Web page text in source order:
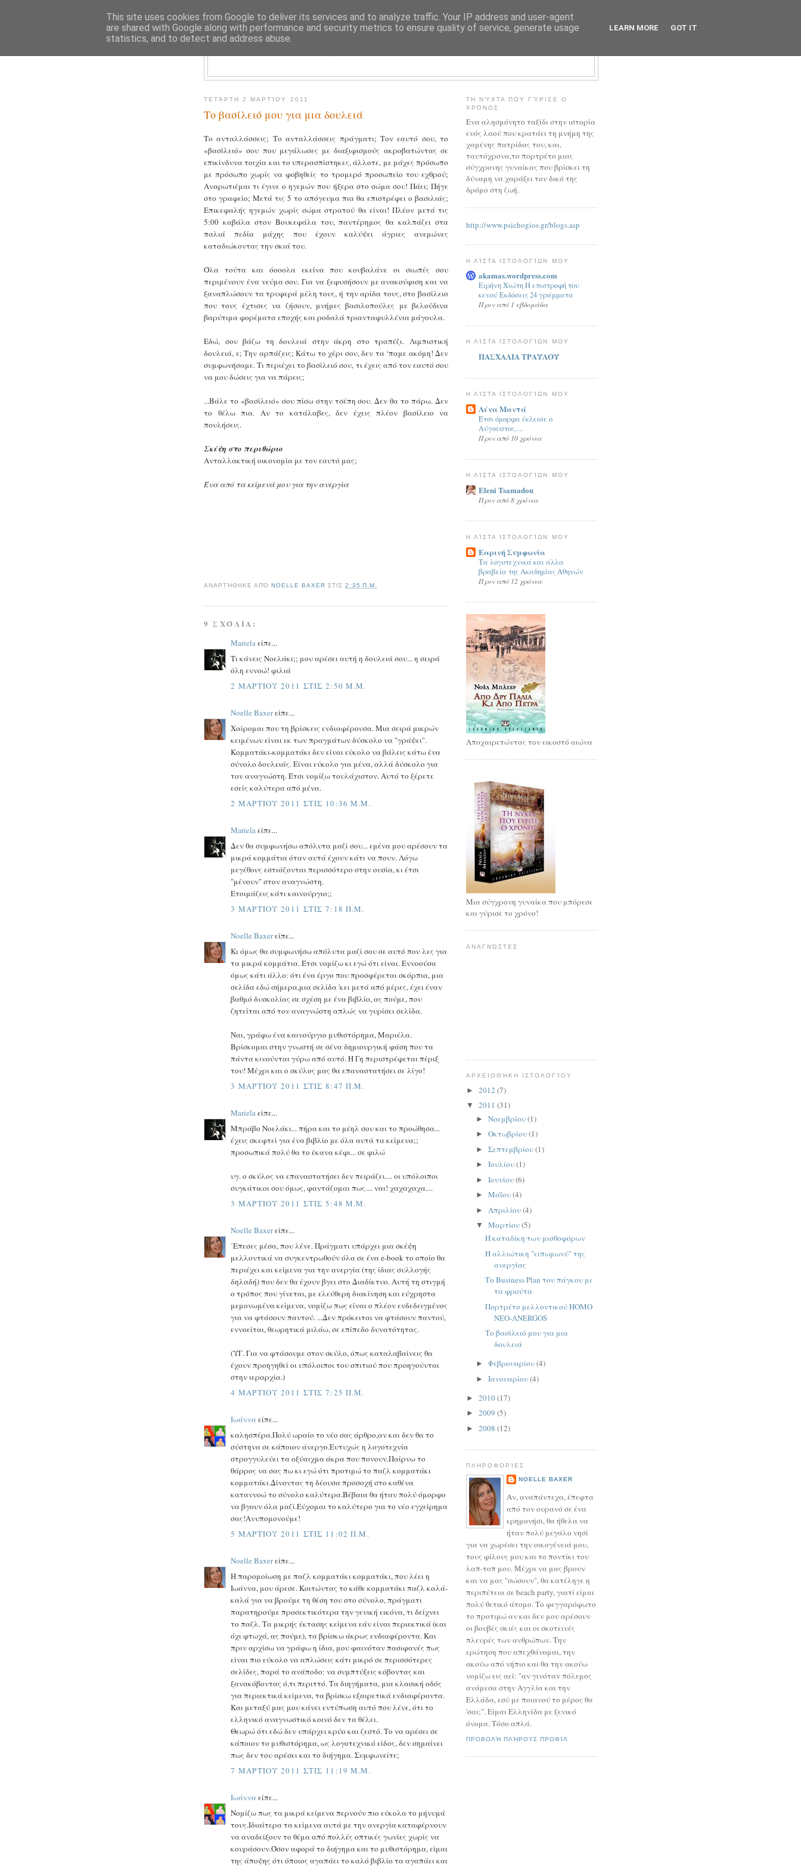
ΤΕΤΆΡΤΗ 2 ΜΑΡΤΊΟΥ 2011
Το βασίλειό μου για μια δουλειά
Το ανταλλάσσεις; Το ανταλλάσσεις πράγματι; Τον εαυτό σου, το
«βασίλειό» σου που μεγάλωσες με διαξιφισμούς ακροβατώντας σε
επικίνδυνα τοιχία και το υπερασπίστηκες, άλλοτε, με μάχες πρόσωπο
με πρόσωπο χωρίς να φοβηθείς το τρομερό προσωπείο του εχθρού;
Αναρωτιέμαι τι έγινε ο ηγεμών που ήξερα στο σώμα σου! Πάει; Πήγε
στο γραφείο; Μετά τις 5 το απόγευμα πια θα επιστρέφει ο βασιλιάς;
Επικεφαλής ηγεμών χωρίς σώμα στρατού θα είναι! Πλέον μετά τις
5:00 καβάλα στον Βουκεφάλα του, παντέρημος θα καλπάζει στα
παλιά πεδία μάχης που έχουν καλύψει άγριες ανεμώνες
καταδιώκοντας την σκιά του.
Όλα τούτα και όοοολα εκείνα που κουβαλάνε οι σιωπές σου
περιμένουν ένα νεύμα σου. Για να ξεφυσήσουν με ανακούφιση και να
ξαναπλώσουν τα τρυφερά μέλη τους, ή την αρίδα τους, στο βασίλειο
που τους έχτισες να ζήσουν, μνήμες βασιλοπούλες με βελούδινα
βαρύτιμα φορέματα εποχής και ροδαλά τριανταφυλλένια μάγουλα.
Εδώ, σου βάζω τη δουλειά στην άκρη στο τραπέζι. Λιμπιστική
δουλειά, ε; Την αρπάζεις; Κάτω το χέρι σου, δεν τα ‘παμε ακόμη! Δεν
συμφωνήσαμε. Τι περιέχει το βασίλειό σου, τι έχεις από τον εαυτό σου
να μου δώσεις για να πάρεις;
...Βάλε το «βασίλειό» σου πίσω στην τσέπη σου. Δεν θα το πάρω. Δεν
το θέλω πια. Αν το κατάλαβες, δεν έχεις πλέον βασίλειο να
πουλήσεις.
Σκέψη στο περιθώριο
Ανταλλακτική οικονομία με τον εαυτό μας;
Ένα από τα κείμενά μου για την ανεργία
ΑΝΑΡΤΉΘΗΚΕ ΑΠΌNOELLE BAXER ΣΤΙΣ2:35 Π.Μ.
9 ΣΧΌΛΙΑ:
Marielaείπε...
Τι κάνεις Νοελάκι;; μου αρέσει αυτή η δουλειά σου... η σειρά
όλη εννοώ! φιλιά
2 ΜΑΡΤΊΟΥ 2011 ΣΤΙΣ 2:50 Μ.Μ.
Noelle Baxerείπε...
Χαίρομαι που τη βρίσκεις ενδιαφέρουσα. Μια σειρά μικρών
κειμένων είναι εκ των πραγμάτων δύσκολο να "γράψει".
Κομματάκι-κομματάκι δεν είναι εύκολο να βάλεις κάτω ένα
σύνολο δουλειάς. Είναι εύκολο για μένα, αλλά δύσκολο για
τον αναγνώστη. Έτσι νομίζω τουλάχιστον. Αυτό το ξέρετε
εσείς καλύτερα από μένα.
2 ΜΑΡΤΊΟΥ 2011 ΣΤΙΣ 10:36 Μ.Μ.
Marielaείπε...
Δεν θα συμφωνήσω απόλυτα μαζί σου... εμένα μου αρέσουν τα
μικρά κομμάτια όταν αυτά έχουν κάτι να πουν. Λόγω
μεγέθους εστιάζονται περισσότερο στην ουσία, κι έτσι
"μένουν" στον αναγνώστη.
Ετοιμάζεις κάτι καινούργιο;;
3 ΜΑΡΤΊΟΥ 2011 ΣΤΙΣ 7:18 Π.Μ.
Noelle Baxerείπε...
Κι όμως θα συμφωνήσω απόλυτα μαζί σου σε αυτό που λες για
τα μικρά κομμάτια. Έτσι νομίζω κι εγώ ότι είναι. Εννοούσα
όμως κάτι άλλο: ότι ένα έργο που προσφέρεται σκόρπια, μια
σελίδα εδώ σήμερα,μια σελίδα 'κει μετά από μέρες, έχει έναν
βαθμό δυσκολίας σε σχέση με ένα βιβλίο, ας πούμε, που
ζητείται από τον αναγνώστη απλώς να γυρίσει σελίδα.
Ναι, γράφω ένα καινούργιο μυθιστόρημα, Μαριέλα.
Βρίσκομαι στην γνωστή σε σένα δημιουργική φάση που τα
πάντα κινούνται γύρω από αυτό. Η Γη περιστρέφεται πέριξ
του! Μέχρι και ο σκύλος μας θα επαναστατήσει σε λίγο!
3 ΜΑΡΤΊΟΥ 2011 ΣΤΙΣ 8:47 Π.Μ.
Marielaείπε...
Μπράβο Νοελάκι... πήρα και το μέηλ σου και το προώθησα...
έχεις σκεφτεί για ένα βιβλίο με όλα αυτά τα κείμενα;;
προσωπικά πολύ θα το έκανα κέφι... σε φιλώ
υγ. ο σκύλος να επαναστατήσει δεν πειράζει.... οι υπόλοιποι
συγκάτικοι σου όμως, φαντάζομαι πως.... ναι! χαχαχαχα....
3 ΜΑΡΤΊΟΥ 2011 ΣΤΙΣ 5:48 Μ.Μ.
Noelle Baxerείπε...
΄Επεσες μέσα, που λένε. Πράγματι υπάρχει μια σκέψη
μελλοντικά να συγκεντρωθούν όλα σε ένα e-book το οποίο θα
περιέχει και κείμενα για την ανεργία (της ίδιας συλλογής
δηλαδή) που δεν θα έχουν βγει στο Διαδίκτυο. Αυτή τη στιγμή
ο τρόπος που γίνεται, με ελεύθερη διακίνηση και εύχρηστα
μεμονωμένα κείμενα, νομίζω πως είναι ο πλέον ενδεδειγμένος
για να φτάσουν παντού. ...Δεν πρόκειται να φτάσουν παντού,
εννοείται, θεωρητικά μιλάω, σε επίπεδο δυνατότητας.
(ΥΓ. Για να φτάσουμε στον σκύλο, όπως καταλαβαίνεις θα
έχουν προηγηθεί οι υπόλοιποι του σπιτιού που προηγούνται
στην ιεραρχία.)
4 ΜΑΡΤΊΟΥ 2011 ΣΤΙΣ 7:25 Π.Μ.
Ιωάνναείπε...
καλησπέρα.Πολύ ωραίο το νέο σας άρθρο,αν και δεν θα το
σύστηνα σε κάποιον άνεργο.Ευτυχώς η λογοτεχνία
στρογγυλεύει τα οξύαιχμα άκρα που πονουν.Παίρνω το
θάρρος να σας πω κι εγώ ότι προτιμώ το παζλ κομματάκι
κομματάκι.Δίνοντας τη δέουσα προσοχή στο καθένα
καταννοώ το σύνολο καλύτερα.Βέβαια θα ήταν πολύ όμορφο
να βγουν όλα μαζί.Εύχομαι το καλύτερο για το νέο εγχείρημα
σας!Ανυπομονούμε!
5 ΜΑΡΤΊΟΥ 2011 ΣΤΙΣ 11:02 Π.Μ.
Noelle Baxerείπε...
Η παρομοίωση με παζλ κομματάκι κομματάκι, που λέει η
Ιωάννα, μου άρεσε. Κοιτώντας το κάθε κομματάκι παζλ καλά-
καλά για να βρούμε τη θέση του στο σύνολο, πράγματι
παρατηρούμε προσεκτικότερα την γενική εικόνα, τι δείχνει
το παζλ. Τα μικρής έκτασης κείμενα εάν είναι περιεκτικά (και
όχι φτωχά, ας πούμε), τα βρίσκω άκρως ενδιαφέροντα. Και
πριν αρχίσω να γράφω η ίδια, μου φαινόταν πασιφανές πως
είναι πιο εύκολο να απλώσεις κάτι μικρό σε περισσότερες
σελίδες, παρά το ανάποδο: να συμπτύξεις κόβοντας και
ξανακόβοντας ό,τι περιττό. Τα διηγήματα, μια κλασική οδός
για περιεκτικά κείμενα, τα βρίσκω εξαιρετικά ενδιαφέροντα.
Και μεταξύ μας μου κάνει εντύπωση αυτό που λένε, ότι το
ελληνικό αναγνωστικό κοινό δεν τα θέλει.
Θεωρώ ότι εδώ δεν υπάρχει κρύο και ζεστό. Το να αρέσει σε
κάποιον το μυθιστόρημα, ως λογοτεχνικό είδος, δεν σημαίνει
πως δεν του αρέσει και το διήγημα. Συμφωνείτε;
7 ΜΑΡΤΊΟΥ 2011 ΣΤΙΣ 11:19 Μ.Μ.
Ιωάνναείπε...
Νομίζω πως τα μικρά κείμενα περνούν πιο εύκολα το μήνυμά
τους.Ιδιαίτερα τα κείμενα αυτά με την ανεργία καταφέρνουν
να αναδείξουν το θέμα από πολλές οπτικές γωνίες χωρίς να
κουράσουν.Όσον αφορά το διήγημα και το μυθιστόρημα, είμαι
της άποψης ότι όποιος αγαπάει το καλό βιβλίο τα αγαπάει και
ΤΗ ΝΎΧΤΑ ΠΟΥ ΓΎΡΙΣΕ Ο
ΧΡΌΝΟΣ
Ενα αλησμόνητο ταξίδι στην ιστορία
ενός λαού που κρατάει τη μνήμη της
χαμένης πατρίδας του, και,
ταυτόχρονα,το πορτρέτο μιας
σύγχρονης γυναίκας που βρίσκει τη
δύναμη να χαράξει τον δικό της
δρόμο στη ζωή.
http://www.psichogios.gr/blogs.asp
Η ΛΊΣΤΑ ΙΣΤΟΛΟΓΊΩΝ ΜΟΥ
akamas.wordpress.com
Ειρήνη Χιώτη Η επιστροφή του
κενού Εκδόσεις 24 γράμματα
Πριν από 1 εβδομάδα
Η ΛΊΣΤΑ ΙΣΤΟΛΟΓΊΩΝ ΜΟΥ
ΠΑΣΧΑΛΙΑ ΤΡΑΥΛΟΥ
Η ΛΊΣΤΑ ΙΣΤΟΛΟΓΊΩΝ ΜΟΥ
Λένα Μαντά
Έτσι όμορφα έκλεισε ο
Αύγουστος.....
Πριν από 10 χρόνια
Η ΛΊΣΤΑ ΙΣΤΟΛΟΓΊΩΝ ΜΟΥ
Eleni Tsamadou
Πριν από 8 χρόνια
Η ΛΊΣΤΑ ΙΣΤΟΛΟΓΊΩΝ ΜΟΥ
Εαρινή Συμφωνία
Τα λογοτεχνικά και άλλα
βραβεία της Ακαδημίας Αθηνών
Πριν από 12 χρόνια
Αποχαιρετώντας τον εικοστό αιώνα
Μια σύγχρονη γυναίκα που μπόρεσε
και γύρισε το χρόνο!
ΑΝΑΓΝΏΣΤΕΣ
ΑΡΧΕΙΟΘΉΚΗ ΙΣΤΟΛΟΓΊΟΥ
► 2012 (7)
▼ 2011 (31)
► Νοεμβρίου(1)
► Οκτωβρίου(1)
► Σεπτεμβρίου(1)
► Ιουλίου(1)
► Ιουνίου(6)
► Μαΐου(4)
► Απριλίου(4)
▼ Μαρτίου(5)
Η καταδίκη των μισθοφόρων
Η αλλιώτικη "ειπωμωνύ" της
ανεργίας
Το Business Plan του πάγκου με
τα φρούτα
Πορτρέτο μελλοντικού ΗΟΜΟ
ΝΕΟ-ΑNERGOS
Το βασίλειό μου για μια
δουλειά
► Φεβρουαρίου(4)
► Ιανουαρίου(4)
► 2010(17)
► 2009 (5)
► 2008 (12)
ΠΛΗΡΟΦΟΡΊΕΣ
NOELLE BAXER
Αν, αναπάντεχα, έπεφτα
από τον ουρανό σε ένα
ερημονήσι, θα ήθελα να
ήταν πολύ μεγάλο νησί
για να χωρέσει την οικογένειά μου,
τους φίλους μου και το ποντίκι του
λαπ-τοπ μου. Μέχρι να μας βρουν
και να μας "σώσουν", θα κατέληγε η
περιπέτεια σε beach party, γιατί είμαι
πολύ θετικό άτομο. Το φεγγαρόφωτο
το προτιμώ αν και δεν μου αρέσουν
οι βουβές σκιές και οι σκοτεινές
πλευρές των ανθρώπων. Την
ερώτηση που απεχθάνομαι, την
ακούω από νήπιο και θα την ακούω
νομίζω εις αεί: "αν γινόταν πόλεμος
ανάμεσα στην Αγγλία και την
Ελλάδα, εσύ με ποιανού το μέρος θα
'σαι;". Είμαι Ελληνίδα με ξενικό
όνομα. Τόσο απλά.
ΠΡΟΒΟΛΉ ΠΛΉΡΟΥΣ ΠΡΟΦΊΛ
This site uses cookies from Google to deliver its services and to analyze traffic. Your IP address and user-agent
are shared with Google along with performance and security metrics to ensure quality of service, generate usage
statistics, and to detect and address abuse.
LEARN MORE GOT IT